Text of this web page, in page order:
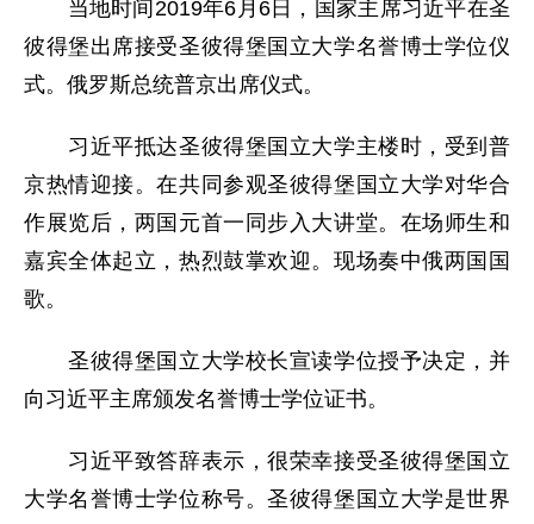
当地时间2019年6月6日，国家主席习近平在圣
彼得堡出席接受圣彼得堡国立大学名誉博士学位仪
式。俄罗斯总统普京出席仪式。
习近平抵达圣彼得堡国立大学主楼时，受到普
京热情迎接。在共同参观圣彼得堡国立大学对华合
作展览后，两国元首一同步入大讲堂。在场师生和
嘉宾全体起立，热烈鼓掌欢迎。现场奏中俄两国国
歌。
圣彼得堡国立大学校长宣读学位授予决定，并
向习近平主席颁发名誉博士学位证书。
习近平致答辞表示，很荣幸接受圣彼得堡国立
大学名誉博士学位称号。圣彼得堡国立大学是世界